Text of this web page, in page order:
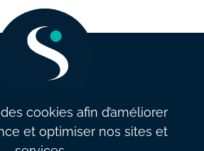
•
cookies afin d’améliorer
et optimiser nos sites et